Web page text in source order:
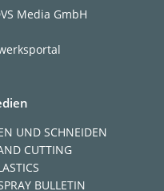
Media GmbH
UND SCHNEIDEN
CUTTING
BULLETIN